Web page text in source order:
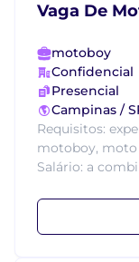
Vaga De
motoboy
Confidencial
Presencial
Campinas /
Requisitos:
motoboy, moto
Salário: a